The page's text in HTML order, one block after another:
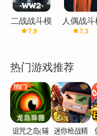
二战战斗模
拟器(辅助
7.9
人偶战
拟器
7.3
热门游戏推荐
诅咒之岛(辅
迷你枪战精